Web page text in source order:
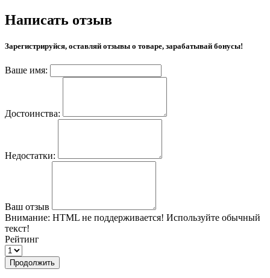
Написать отзыв
Зарегистрируйся, оставляй отзывы о товаре, зарабатывай бонусы!
Ваше имя:
Достоинства:
Недостатки:
Ваш отзыв
Внимание: HTML не поддерживается! Используйте обычный
текст!
Рейтинг
Продолжить